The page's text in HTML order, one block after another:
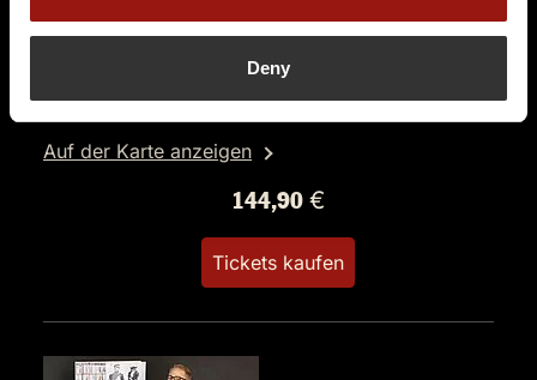
Deny
Tropen-Restaurant Florida
Auf der Karte anzeigen
144,90 €
Tickets kaufen